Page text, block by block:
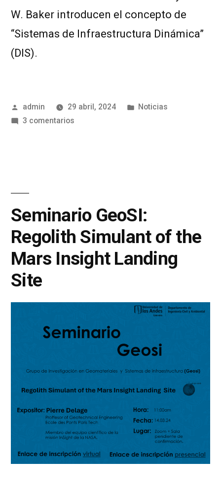
W. Baker introducen el concepto de
“Sistemas de Infraestructura Dinámica”
(DIS).
admin 29 abril, 2024
Noticias
3 comentarios
Seminario GeoSI:
Regolith Simulant of the
Mars Insight Landing
Site